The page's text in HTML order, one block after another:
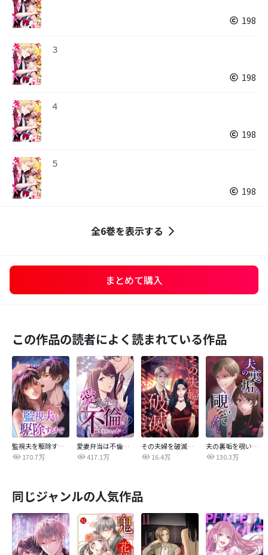
198
３
198
４
198
５
198
全6巻を表示する
まとめて購入
この作品の読者によく読まれている作品
監視夫を駆除するまで
170.7万
愛妻弁当は不倫に含まれますか？
417.1万
その夫婦を破滅させるまで
16.4万
夫の裏垢を覗いてみたら
130.3万
同じジャンルの人気作品